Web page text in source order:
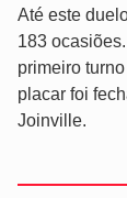
Até este
183
primeiro
placar foi
Joinville.